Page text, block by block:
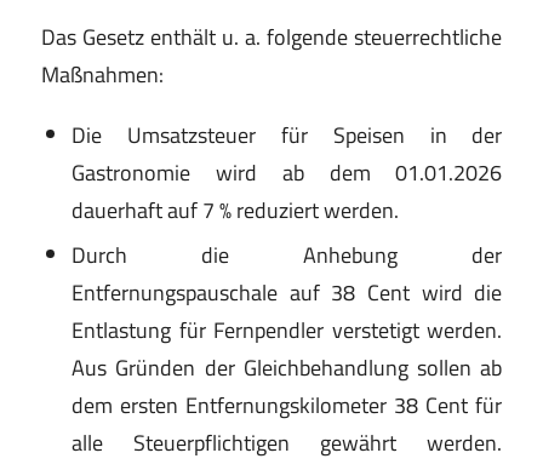
Das Gesetz enthält u. a. folgende steuerrechtliche
Maßnahmen:
Die Umsatzsteuer für Speisen in der
Gastronomie wird ab dem 01.01.2026
dauerhaft auf 7 % reduziert werden.
Durch die Anhebung der
Entfernungspauschale auf 38 Cent wird die
Entlastung für Fernpendler verstetigt werden.
Aus Gründen der Gleichbehandlung sollen ab
dem ersten Entfernungskilometer 38 Cent für
alle Steuerpflichtigen gewährt werden.